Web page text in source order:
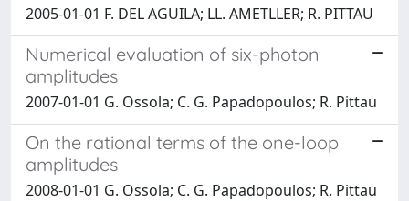
2005-01-01 F. DEL AGUILA; LL. AMETLLER; R. PITTAU
Numerical evaluation of six-photon
amplitudes
2007-01-01 G. Ossola; C. G. Papadopoulos; R. Pittau
On the rational terms of the one-loop
amplitudes
2008-01-01 G. Ossola; C. G. Papadopoulos; R. Pittau